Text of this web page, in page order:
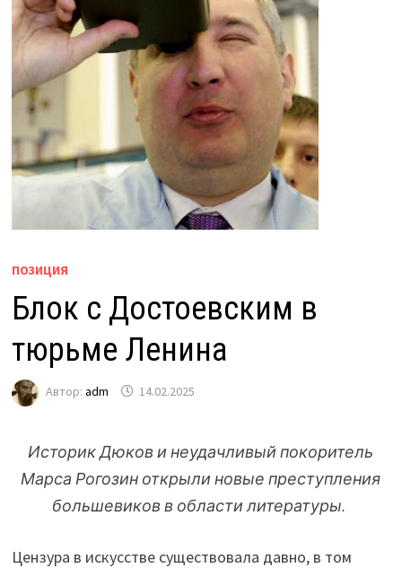
ПОЗИЦИЯ
Блок с Достоевским в
тюрьме Ленина
Автор: adm 14.02.2025
Историк Дюков и неудачливый покоритель
Марса Рогозин открыли новые преступления
большевиков в области литературы.
Цензура в искусстве существовала давно, в том